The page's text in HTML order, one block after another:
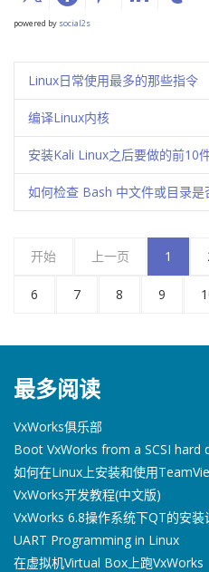
powered by social2s
Linux日常使用最多的那些指令
编译Linux内核
安装Kali Linux之后要做的前10
如何检查 Bash 中文件或目录是
开始 上一页 1
6 7 8 9
最多阅读
VxWorks俱乐部
Boot VxWorks from a SCSI hard
如何在Linux上安装和使用
VxWorks开发教程(中文版)
VxWorks 6.8操作系统下QT的安
UART Programming in Linux
在虚拟机Virtual Box上跑VxWorks